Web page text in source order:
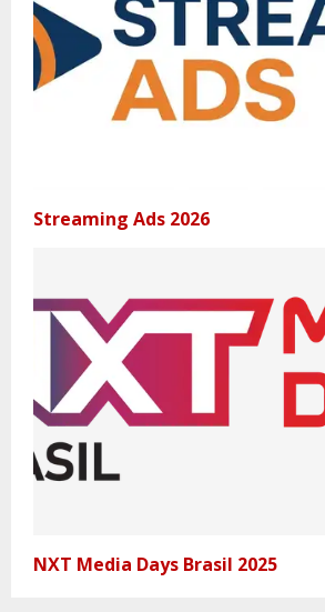
Streaming Ads 2026
NXT Media Days Brasil 2025